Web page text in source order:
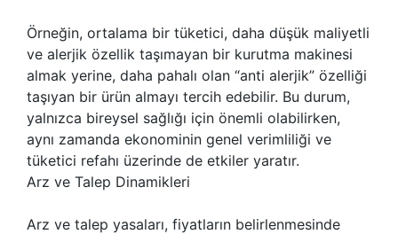
Örneğin, ortalama bir tüketici, daha düşük maliyetli
ve alerjik özellik taşımayan bir kurutma makinesi
almak yerine, daha pahalı olan “anti alerjik” özelliği
taşıyan bir ürün almayı tercih edebilir. Bu durum,
yalnızca bireysel sağlığı için önemli olabilirken,
aynı zamanda ekonominin genel verimliliği ve
tüketici refahı üzerinde de etkiler yaratır.
Arz ve Talep Dinamikleri
Arz ve talep yasaları, fiyatların belirlenmesinde